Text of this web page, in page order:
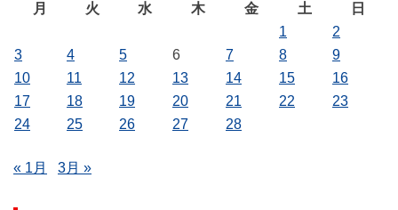
月
火 水 木 金 土
日
1
2
3
4 5 6 7 8
9
10
11 12 13 14 15
16
17
18 19 20 21 22
23
24
25 26 27 28
« 1月 3月 »